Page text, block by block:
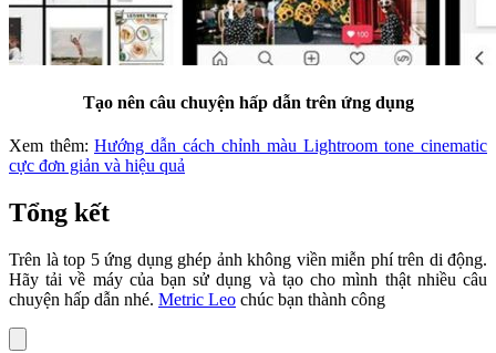
Tạo nên câu chuyện hấp dẫn trên ứng dụng
Xem thêm: Hướng dẫn cách chỉnh màu Lightroom tone cinematic
cực đơn giản và hiệu quả
Tổng kết
Trên là top 5 ứng dụng ghép ảnh không viền miễn phí trên di động.
Hãy tải về máy của bạn sử dụng và tạo cho mình thật nhiều câu
chuyện hấp dẫn nhé. Metric Leo chúc bạn thành công